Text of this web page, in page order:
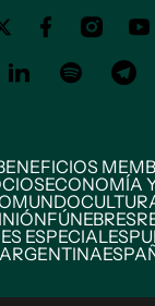
ECONOMÍA
MUNDO
FÚNEBRES
ESPECIALES
ARGENTINA